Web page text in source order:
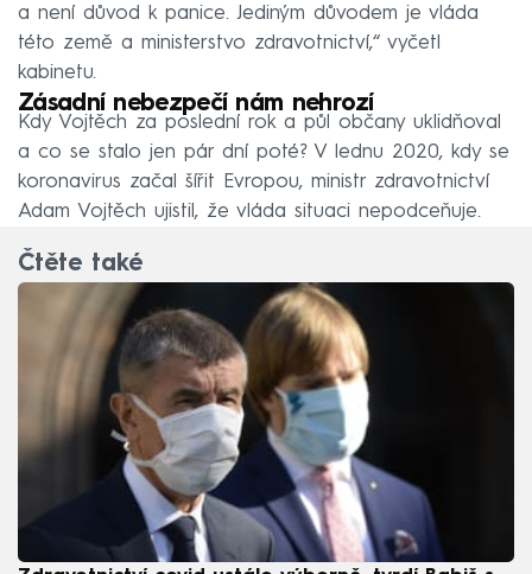
a není důvod k panice. Jediným důvodem je vláda
této země a ministerstvo zdravotnictví,“ vyčetl
kabinetu.
Zásadní nebezpečí nám nehrozí
Kdy Vojtěch za poslední rok a půl občany uklidňoval
a co se stalo jen pár dní poté? V lednu 2020, kdy se
koronavirus začal šířit Evropou, ministr zdravotnictví
Adam Vojtěch ujistil, že vláda situaci nepodceňuje.
Čtěte také